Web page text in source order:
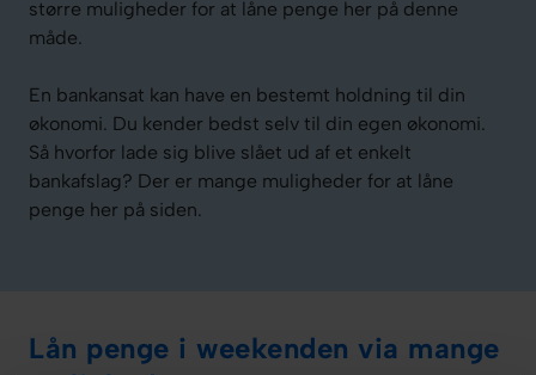
større muligheder for at låne penge her på denne
måde.
En bankansat kan have en bestemt holdning til din
økonomi. Du kender bedst selv til din egen økonomi.
Så hvorfor lade sig blive slået ud af et enkelt
bankafslag? Der er mange muligheder for at låne
penge her på siden.
Lån penge i weekenden via mange